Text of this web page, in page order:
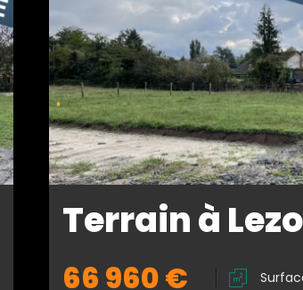
Terrain à
66 960 €